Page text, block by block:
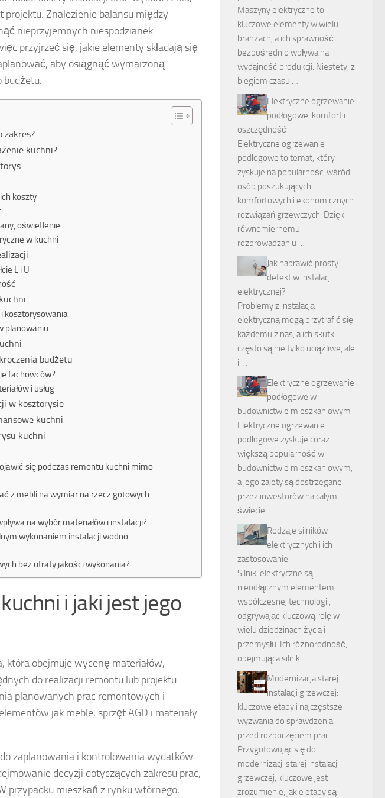
projektu. Znalezienie balansu między
nieprzyjemnych niespodzianek
przyjrzeć się, jakie elementy składają się
aby osiągnąć wymarzoną
budżetu.
zakres?
kuchni?
koszty
oświetlenie
w kuchni
L i U
kosztorysowania
planowaniu
budżetu
fachowców?
i usług
w kosztorysie
kuchni
kuchni
się podczas remontu kuchni mimo
z mebli na wymiar na rzecz gotowych
na wybór materiałów i instalacji?
wykonaniem instalacji wodno-
bez utraty jakości wykonania?
i jaki jest jego
która obejmuje wycenę materiałów,
do realizacji remontu lub projektu
planowanych prac remontowych i
jak meble, sprzęt AGD i materiały
zaplanowania i kontrolowania wydatków
decyzji dotyczących zakresu prac,
przypadku mieszkań z rynku wtórnego,
Maszyny elektryczne to
kluczowe elementy w wielu
branżach, a ich sprawność
bezpośrednio wpływa na
wydajność produkcji. Niestety, z
biegiem czasu …
Elektryczne ogrzewanie
podłogowe: komfort i
oszczędność
Elektryczne ogrzewanie
podłogowe to temat, który
zyskuje na popularności wśród
osób poszukujących
komfortowych i ekonomicznych
rozwiązań grzewczych. Dzięki
równomiernemu
rozprowadzaniu …
Jak naprawić prosty
defekt w instalacji
elektrycznej?
Problemy z instalacją
elektryczną mogą przytrafić się
każdemu z nas, a ich skutki
często są nie tylko uciążliwe, ale
i …
Elektryczne ogrzewanie
podłogowe w
budownictwie mieszkaniowym
Elektryczne ogrzewanie
podłogowe zyskuje coraz
większą popularność w
budownictwie mieszkaniowym,
a jego zalety są dostrzegane
przez inwestorów na całym
świecie. …
Rodzaje silników
elektrycznych i ich
zastosowanie
Silniki elektryczne są
nieodłącznym elementem
współczesnej technologii,
odgrywając kluczową rolę w
wielu dziedzinach życia i
przemysłu. Ich różnorodność,
obejmująca silniki …
Modernizacja starej
instalacji grzewczej:
kluczowe etapy i najczęstsze
wyzwania do sprawdzenia
przed rozpoczęciem prac
Przygotowując się do
modernizacji starej instalacji
grzewczej, kluczowe jest
zrozumienie, jakie etapy są